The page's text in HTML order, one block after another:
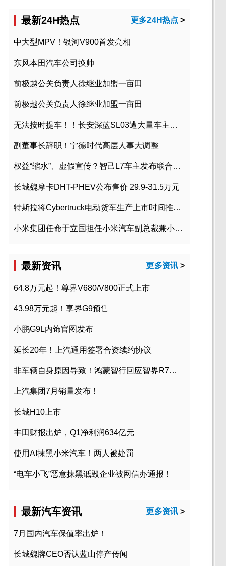
最新24H热点 更多24H热点 >
中大型MPV！银河V900首发亮相
东风本田汽车公司换帅
前极越公关负责人徐继业加盟一亩田
前极越公关负责人徐继业加盟一亩田
无法按时提车！！长安深蓝SL03遭大量车主投诉
副董事长辞职！宁德时代高层人事大调整
权益“缩水”、虚假宣传？智己L7车主发布联合维权声明
长城魏摩卡DHT-PHEV公布售价 29.9-31.5万元
特斯拉将Cybertruck电动货车生产上市时间推迟到2023年初
小米集团任命于立国担任小米汽车副总裁兼小米汽车北京总部政委
最新资讯 更多资讯 >
64.8万元起！尊界V680/V800正式上市
43.98万元起！享界G9预售
小鹏G9L内饰官图发布
延长20年！上汽通用签署合资续约协议
非车辆自身原因导致！鸿蒙智行回应智界R7起火事故
上汽集团7月销量发布！
长城H10上市
丰田财报出炉，Q1净利润634亿元
使用AI抹黑小米汽车！两人被处罚
“电车小飞”恶意抹黑诋毁企业被网信办通报！
最新汽车资讯 更多资讯 >
7月国内汽车保值率出炉！
长城魏牌CEO否认蓝山停产传闻